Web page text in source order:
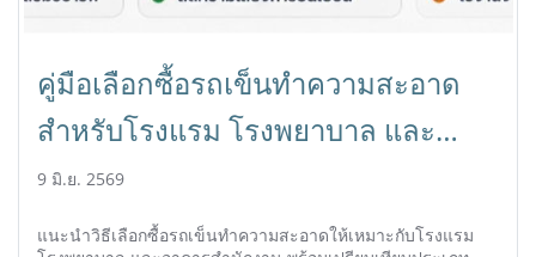
คู่มือเลือกซื้อรถเข็นทำความสะอาด
สำหรับโรงแรม โรงพยาบาล และ
อาคารสำนักงาน | HORECAT
9 มิ.ย. 2569
แนะนำวิธีเลือกซื้อรถเข็นทำความสะอาดให้เหมาะกับโรงแรม